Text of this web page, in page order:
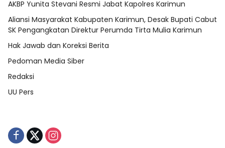
AKBP Yunita Stevani Resmi Jabat Kapolres Karimun
Aliansi Masyarakat Kabupaten Karimun, Desak Bupati Cabut
SK Pengangkatan Direktur Perumda Tirta Mulia Karimun
Hak Jawab dan Koreksi Berita
Pedoman Media Siber
Redaksi
UU Pers